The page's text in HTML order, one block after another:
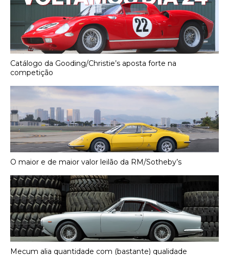
Catálogo da Gooding/Christie’s aposta forte na
competição
O maior e de maior valor leilão da RM/Sotheby’s
Mecum alia quantidade com (bastante) qualidade